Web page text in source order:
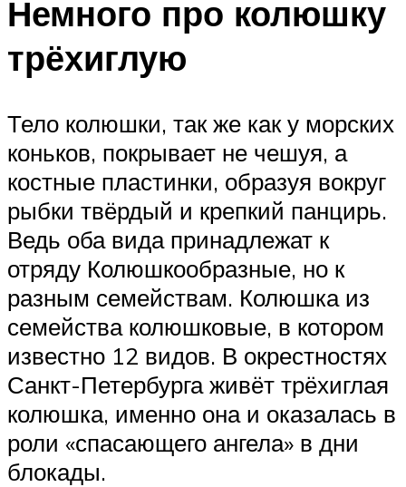
Немного про колюшку
трёхиглую
Тело колюшки, так же как у морских
коньков, покрывает не чешуя, а
костные пластинки, образуя вокруг
рыбки твёрдый и крепкий панцирь.
Ведь оба вида принадлежат к
отряду Колюшкообразные, но к
разным семействам. Колюшка из
семейства колюшковые, в котором
известно 12 видов. В окрестностях
Санкт-Петербурга живёт трёхиглая
колюшка, именно она и оказалась в
роли «спасающего ангела» в дни
блокады.